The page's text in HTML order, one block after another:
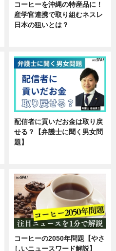
コーヒーを沖縄の特産品に！
産学官連携で取り組むネスレ
日本の狙いとは？
配信者に貢いだお金は取り戻
せる？【弁護士に聞く男女問
題】
コーヒーの2050年問題【やさ
しいニュースワード解説】